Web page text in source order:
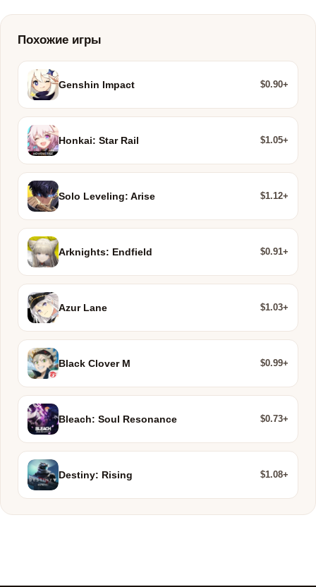
Похожие игры
Genshin Impact $0.90+
Honkai: Star Rail $1.05+
Solo Leveling: Arise $1.12+
Arknights: Endfield $0.91+
Azur Lane $1.03+
Black Clover M $0.99+
Bleach: Soul Resonance $0.73+
Destiny: Rising $1.08+